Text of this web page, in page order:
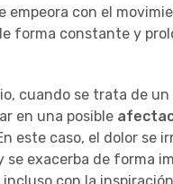
empeora con el
forma constante y
cuando se trata de un
en una posible
este caso, el dolor se
se exacerba de forma
con la